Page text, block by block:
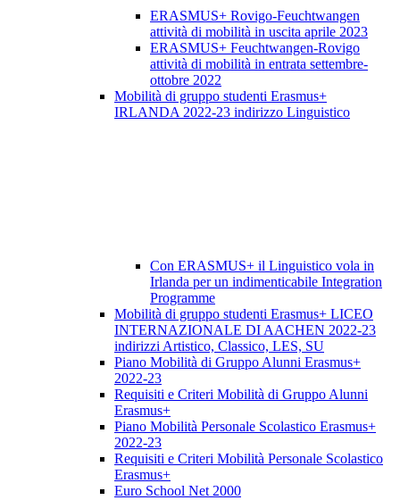
ERASMUS+ Rovigo-Feuchtwangen
attività di mobilità in uscita aprile 2023
ERASMUS+ Feuchtwangen-Rovigo
attività di mobilità in entrata settembre-
ottobre 2022
Mobilità di gruppo studenti Erasmus+
IRLANDA 2022-23 indirizzo Linguistico
Con ERASMUS+ il Linguistico vola in
Irlanda per un indimenticabile Integration
Programme
Mobilità di gruppo studenti Erasmus+ LICEO
INTERNAZIONALE DI AACHEN 2022-23
indirizzi Artistico, Classico, LES, SU
Piano Mobilità di Gruppo Alunni Erasmus+
2022-23
Requisiti e Criteri Mobilità di Gruppo Alunni
Erasmus+
Piano Mobilità Personale Scolastico Erasmus+
2022-23
Requisiti e Criteri Mobilità Personale Scolastico
Erasmus+
Euro School Net 2000